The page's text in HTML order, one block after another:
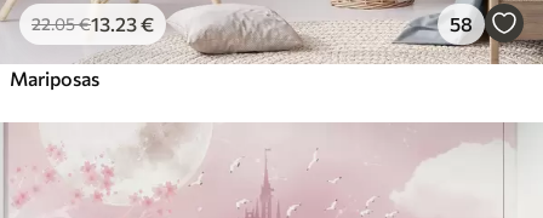
22.05€13.23€ 58
Mariposas